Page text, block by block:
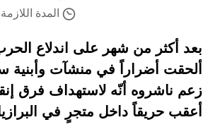
المدة اللازمة
بعد أكثر من شهر على اندلاع
ألحقت أضراراً في منشآت وأبنية
زعم ناشروه أنّه لاستهداف فرق
أعقب حريقاً داخل متجرٍ في البرازيل